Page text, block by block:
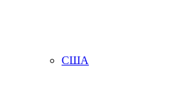
США